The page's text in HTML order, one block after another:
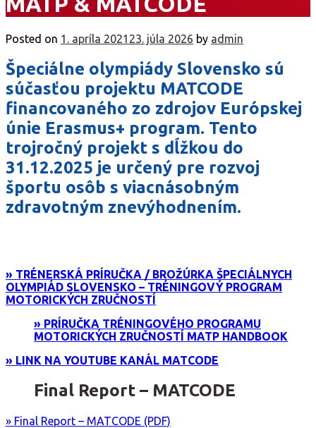
Posted on 1. apríla 2021 23. júla 2026 by admin
Špeciálne olympiády Slovensko sú
súčasťou projektu MATCODE
financovaného zo zdrojov Európskej
únie Erasmus+ program. Tento
trojročný projekt s dĺžkou do
31.12.2025 je určený pre rozvoj
športu osôb s viacnásobným
zdravotným znevýhodnením.
» TRÉNERSKÁ PRÍRUČKA / BROŽÚRKA ŠPECIÁLNYCH
OLYMPIÁD SLOVENSKO – TRÉNINGOVÝ PROGRAM
MOTORICKÝCH ZRUČNOSTÍ
» PRÍRUČKA TRÉNINGOVÉHO PROGRAMU
MOTORICKÝCH ZRUČNOSTÍ MATP HANDBOOK
» LINK NA YOUTUBE KANÁL MATCODE
Final Report – MATCODE
» Final Report – MATCODE (PDF)